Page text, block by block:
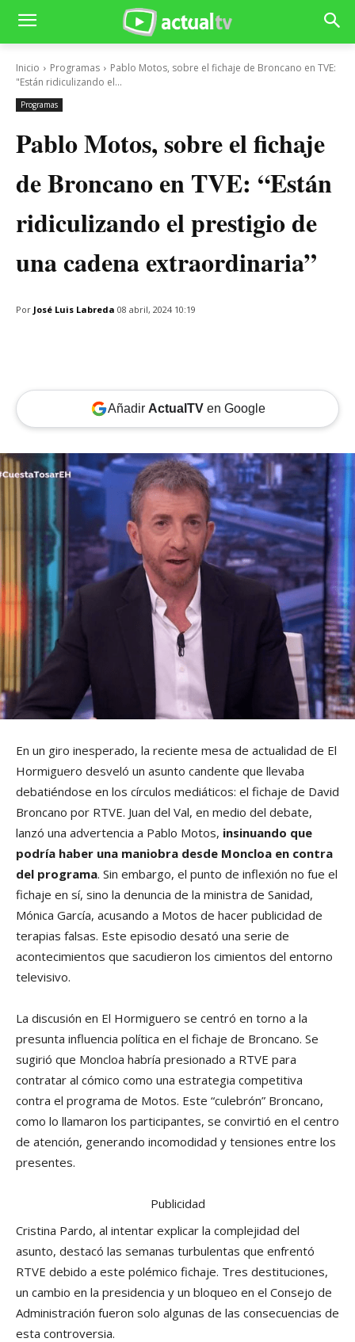
Inicio Programas
Pablo Motos, sobre el fichaje de Broncano en TVE:
"Están ridiculizando el...
Programas
Pablo Motos, sobre el fichaje
de Broncano en TVE: “Están
ridiculizando el prestigio de
una cadena extraordinaria”
Por José Luis Labreda 08 abril, 2024 10:19
Añadir ActualTVen Google
En un giro inesperado, la reciente mesa de actualidad de El
Hormiguero desveló un asunto candente que llevaba
debatiéndose en los círculos mediáticos: el fichaje de David
Broncano por RTVE. Juan del Val, en medio del debate,
lanzó una advertencia a Pablo Motos, insinuando que
podría haber una maniobra desde Moncloa en contra
del programa. Sin embargo, el punto de inflexión no fue el
fichaje en sí, sino la denuncia de la ministra de Sanidad,
Mónica García, acusando a Motos de hacer publicidad de
terapias falsas. Este episodio desató una serie de
acontecimientos que sacudieron los cimientos del entorno
televisivo.
La discusión en El Hormiguero se centró en torno a la
presunta influencia política en el fichaje de Broncano. Se
sugirió que Moncloa habría presionado a RTVE para
contratar al cómico como una estrategia competitiva
contra el programa de Motos. Este “culebrón” Broncano,
como lo llamaron los participantes, se convirtió en el centro
de atención, generando incomodidad y tensiones entre los
presentes.
Publicidad
Cristina Pardo, al intentar explicar la complejidad del
asunto, destacó las semanas turbulentas que enfrentó
RTVE debido a este polémico fichaje. Tres destituciones,
un cambio en la presidencia y un bloqueo en el Consejo de
Administración fueron solo algunas de las consecuencias de
esta controversia.